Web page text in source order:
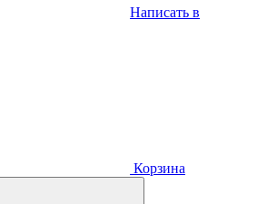
Написать в
Корзина